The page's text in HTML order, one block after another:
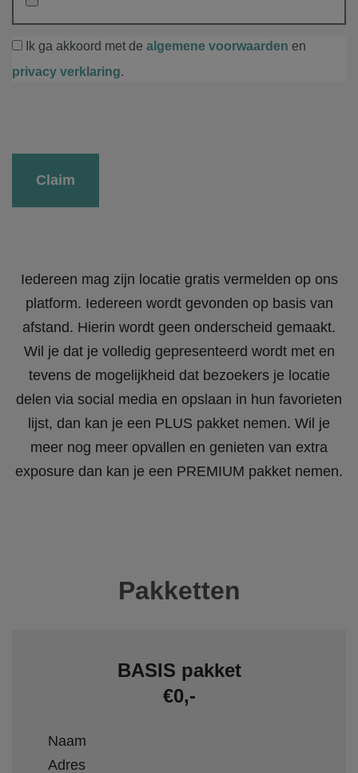
Ik ga akkoord met de algemene voorwaarden en
privacy verklaring.
Iedereen mag zijn locatie gratis vermelden op ons
platform. Iedereen wordt gevonden op basis van
afstand. Hierin wordt geen onderscheid gemaakt.
Wil je dat je volledig gepresenteerd wordt met en
tevens de mogelijkheid dat bezoekers je locatie
delen via social media en opslaan in hun favorieten
lijst, dan kan je een PLUS pakket nemen. Wil je
meer nog meer opvallen en genieten van extra
exposure dan kan je een PREMIUM pakket nemen.
Pakketten
BASIS pakket
€0,-
Naam
Adres